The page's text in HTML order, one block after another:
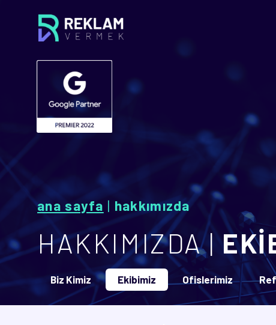
ana sayfa | hakkımızda
HAKKIMIZDA |
Biz Kimiz Ekibimiz Ofislerimiz